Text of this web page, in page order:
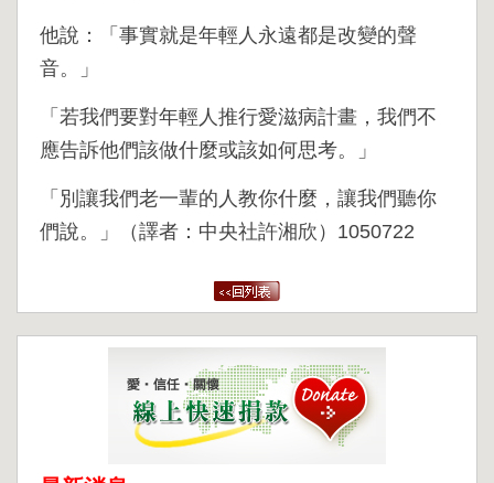
他說：「事實就是年輕人永遠都是改變的聲
音。」
「若我們要對年輕人推行愛滋病計畫，我們不
應告訴他們該做什麼或該如何思考。」
「別讓我們老一輩的人教你什麼，讓我們聽你
們說。」（譯者：中央社許湘欣）1050722